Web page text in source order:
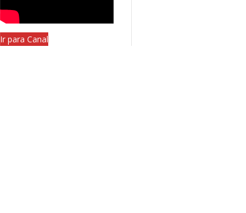
Ir para Canal